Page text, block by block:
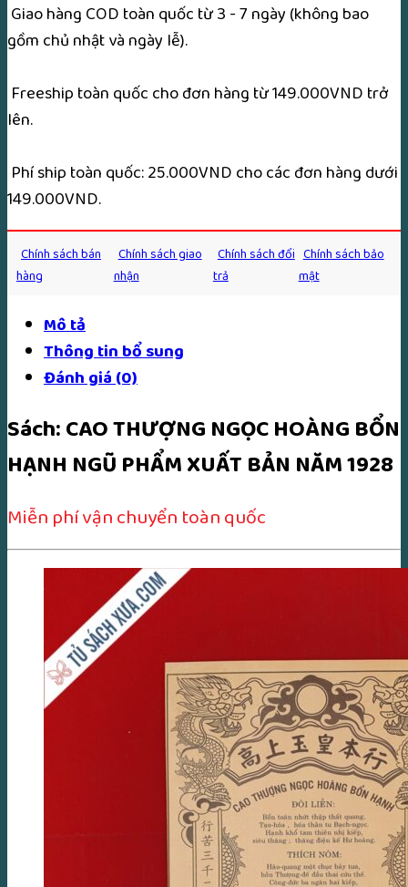
lượng
Giao hàng COD toàn quốc từ 3 - 7 ngày (không bao
gồm chủ nhật và ngày lễ).
Freeship toàn quốc cho đơn hàng từ 149.000VND trở
lên.
Phí ship toàn quốc: 25.000VND cho các đơn hàng dưới
149.000VND.
Chính sách bán
hàng
Chính sách giao
nhận
Chính sách đổi
trả
Chính sách bảo
mật
Mô tả
Thông tin bổ sung
Đánh giá (0)
Sách: CAO THƯỢNG NGỌC HOÀNG BỔN
HẠNH NGŨ PHẨM XUẤT BẢN NĂM 1928
Miễn phí vận chuyển toàn quốc